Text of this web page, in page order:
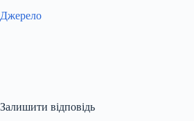
Джерело
Залишити відповідь